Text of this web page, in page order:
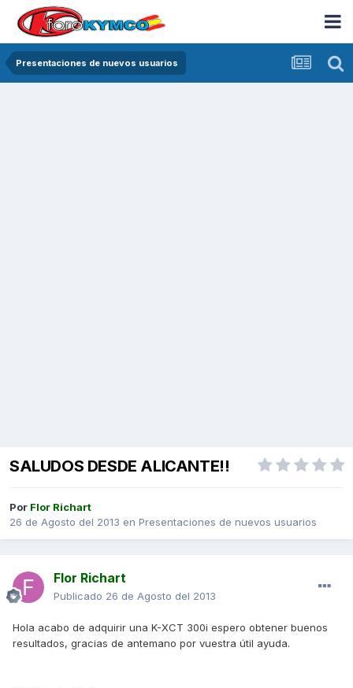
Presentaciones de nuevos usuarios
SALUDOS DESDE ALICANTE!!
Por Flor Richart
26 de Agosto del 2013 en Presentaciones de nuevos usuarios
Flor Richart
Publicado 26 de Agosto del 2013
Hola acabo de adquirir una K-XCT 300i espero obtener buenos
resultados, gracias de antemano por vuestra útil ayuda.